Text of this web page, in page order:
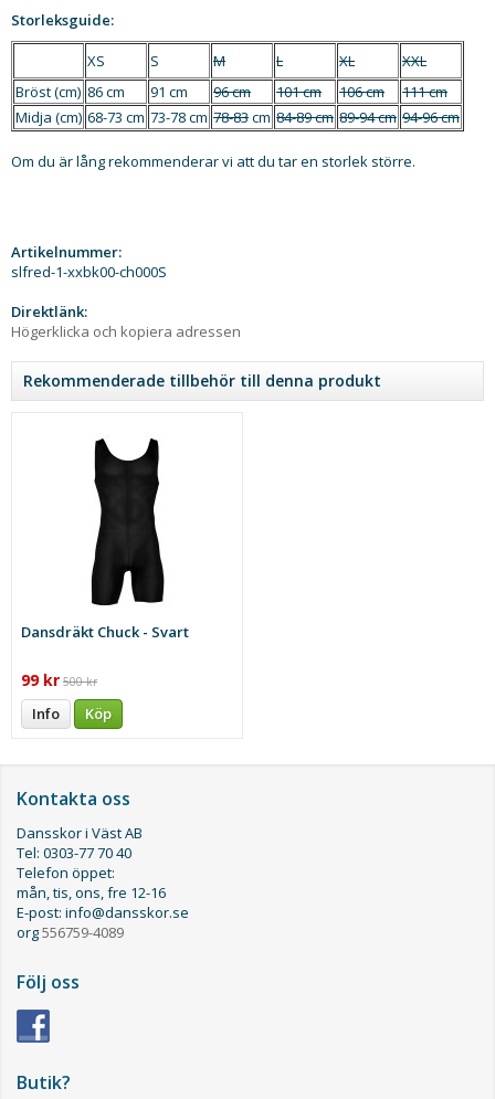
Storleksguide:
XS S M L XL
XXL
Bröst (cm) 86 cm 91 cm 96 cm 101 cm 106 cm
111 cm
Midja (cm) 68-73 cm 73-78 cm 78-83cm 84-89 cm 89-94 cm 94-96 cm
Om du är lång rekommenderar vi att du tar en storlek större.
Artikelnummer:
slfred-1-xxbk00-ch000S
Direktlänk:
Högerklicka och kopiera adressen
Rekommenderade tillbehör till denna produkt
Dansdräkt Chuck - Svart
99 kr 500 kr
Info Köp
Kontakta oss
Dansskor i Väst AB
Tel: 0303-77 70 40
Telefon öppet:
mån, tis, ons, fre 12-16
E-post: info@dansskor.se
org556759-4089
Följ oss
Butik?